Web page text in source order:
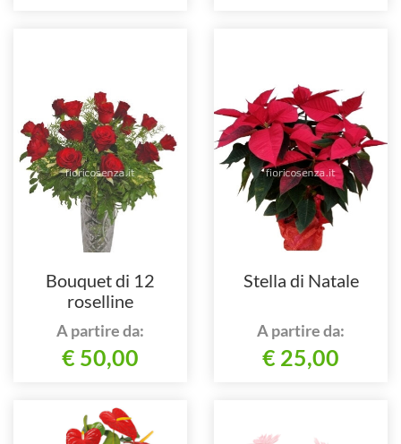
Bouquet di 12
roselline
A partire da:
€ 50,00
Stella di Natale
A partire da:
€ 25,00